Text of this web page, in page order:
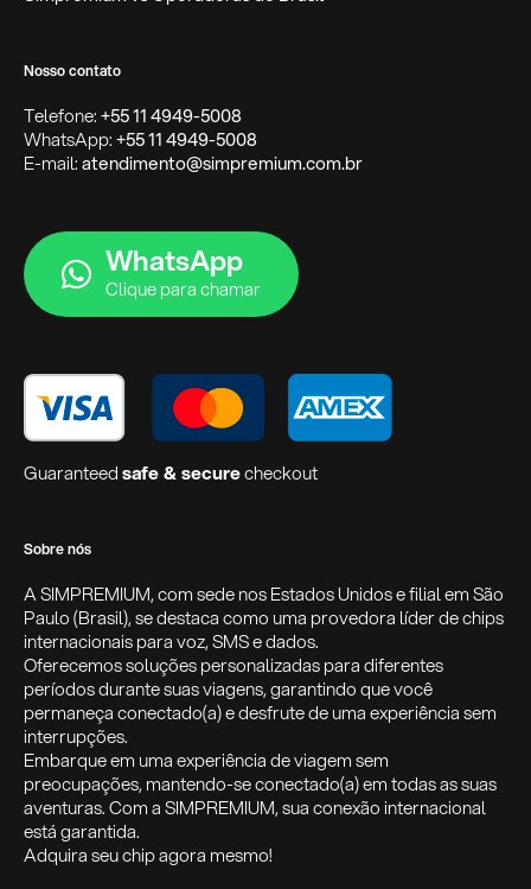
Nosso contato
Telefone:+55 11 4949-5008
WhatsApp:+55 11 4949-5008
E-mail:atendimento@simpremium.com.br
WhatsApp
Clique para chamar
Guaranteedsafe & securecheckout
Sobre nós
A SIMPREMIUM, com sede nos Estados Unidos e filial em São
Paulo (Brasil), se destaca como uma provedora líder de chips
internacionais para voz, SMS e dados.
Oferecemos soluções personalizadas para diferentes
períodos durante suas viagens, garantindo que você
permaneça conectado(a) e desfrute de uma experiência sem
interrupções.
Embarque em uma experiência de viagem sem
preocupações, mantendo-se conectado(a) em todas as suas
aventuras. Com a SIMPREMIUM, sua conexão internacional
está garantida.
Adquira seu chip agora mesmo!